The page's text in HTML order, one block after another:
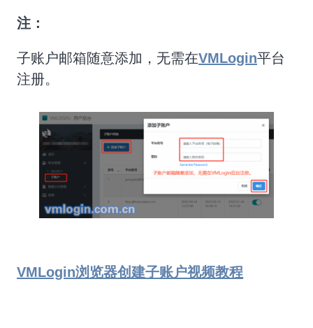
注：
子账户邮箱随意添加，无需在VMLogin平台
注册。
VMLogin浏览器创建子账户视频教程